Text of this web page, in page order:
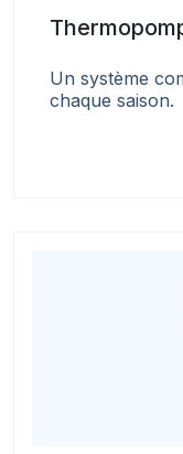
Un système
chaque saison.